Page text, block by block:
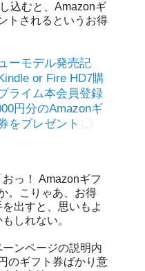
込むと、Amazonギ
トされるというお得
ューモデル発売記
or Fire HD7購
ライム本会員登録
円分のAmazonギ
をプレゼント
っ！ Amazonギフ
。こりゃあ、お得
出すと、思いもよ
しれない。
ンページの説明内
のギフト券ばかり意